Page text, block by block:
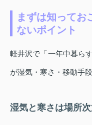
まずは知ってお
ないポイント
軽井沢で「一年中暮ら
が湿気・寒さ・移動手段
湿気と寒さは場所次